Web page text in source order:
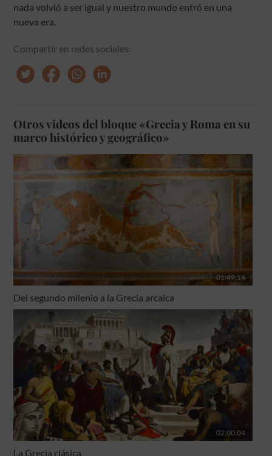
nada volvió a ser igual y nuestro mundo entró en una
nueva era.
Compartir en redes sociales:
Otros videos del bloque «Grecia y Roma en su
marco histórico y geográfico»
01:49:14
Del segundo milenio a la Grecia arcaica
02:00:04
La Grecia clásica